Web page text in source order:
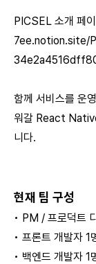
PICSEL 소개 페
7ee.notion.site/
함께 서비스를 운
워갈 React
니다.
현재 팀 구성
• PM / 프로덕트
• 프론트 개발자 1
• 백엔드 개발자 1